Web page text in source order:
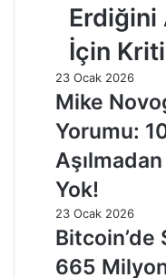
Erdiğini
İçin
23 Ocak 2026
Mike
Yorumu:
Yok!
23 Ocak 2026
Bitcoin’de
665